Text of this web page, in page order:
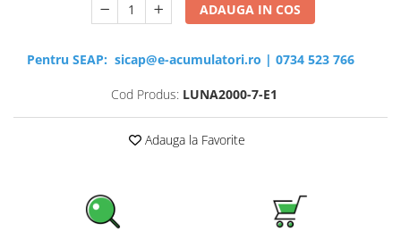
ADAUGA IN COS
Pentru SEAP: sicap@e-acumulatori.ro | 0734 523 766
Cod Produs: LUNA2000-7-E1
Adauga la Favorite